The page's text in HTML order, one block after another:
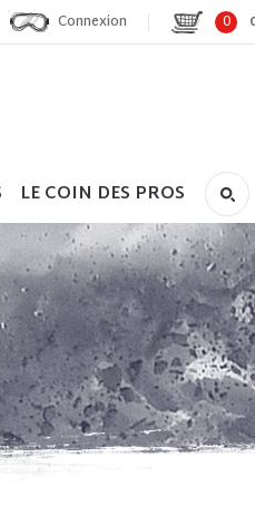
Connexion 0
LE COIN DES PROS